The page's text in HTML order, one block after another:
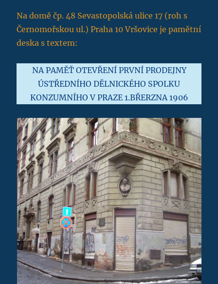
Na domě čp. 48 Sevastopolská ulice 17 (roh s
Černomořskou ul.) Praha 10 Vršovice je pamětní
deska s textem:
NA PAMĚŤ OTEVŘENÍ PRVNÍ PRODEJNY
ÚSTŘEDNÍHO DĚLNICKÉHO SPOLKU
KONZUMNÍHO V PRAZE 1.BŘERZNA 1906